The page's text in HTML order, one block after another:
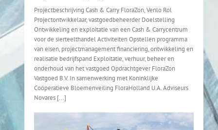
Projectbeschrijving Cash & Carry FloraZon, Venlo Rol
Projectontwikkelaar, vastgoedbeheerder Doelstelling
Ontwikkeling en exploitatie van een Cash & Carrycentrum
voor de sierteelthandel Activiteiten Opstellen programma
van eisen, projectmanagement financiering, ontwikkeling en
realisatie bedrijfspand Exploitatie, verhuur, beheer en
onderhoud van het vastgoed Opdrachtgever FloraZon
Vastgoed B.V. In samenwerking met Koninklijke
Coöperatieve Bloemenveiling FloraHolland U.A. Adviseurs
Novares [...]